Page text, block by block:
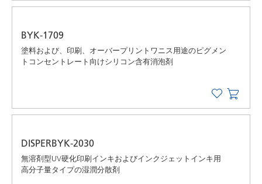
BYK-1709
塗料および、印刷、オーバープリントワニス用途のピグメン
トコンセントレート向けシリコン含有消泡剤
DISPERBYK-2030
無溶剤型UV硬化印刷インキおよびインクジェットインキ用
高分子量タイプの湿潤分散剤